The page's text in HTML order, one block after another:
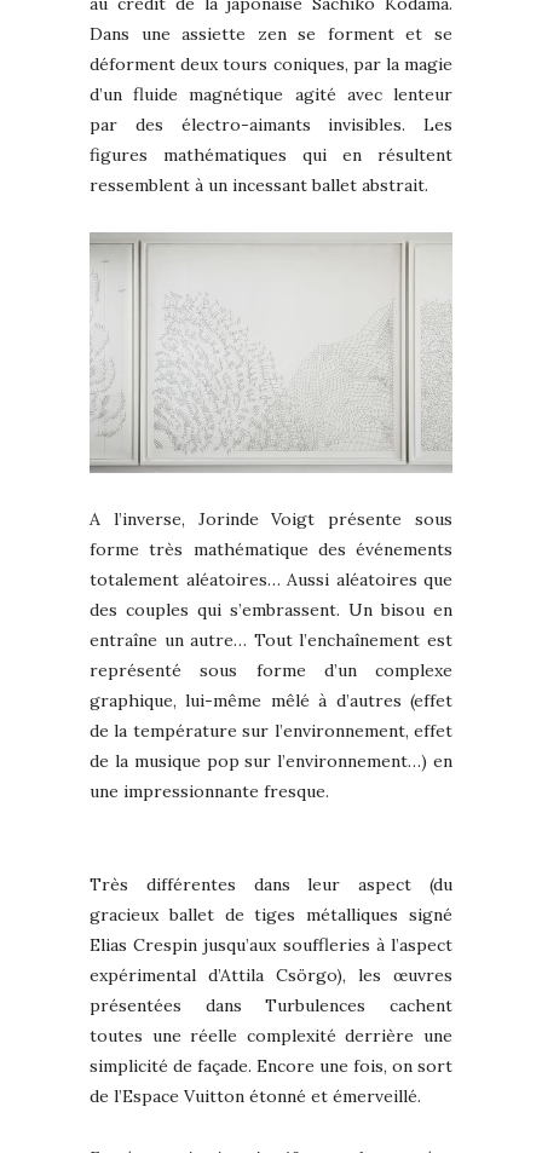
Dans une assiette zen se forment et se
déforment deux tours coniques, par la magie
d’un fluide magnétique agité avec lenteur
par des électro-aimants invisibles. Les
figures mathématiques qui en résultent
ressemblent à un incessant ballet abstrait.
A l’inverse, Jorinde Voigt présente sous
forme très mathématique des événements
totalement aléatoires… Aussi aléatoires que
des couples qui s’embrassent. Un bisou en
entraîne un autre… Tout l’enchaînement est
représenté sous forme d’un complexe
graphique, lui-même mêlé à d’autres (effet
de la température sur l’environnement, effet
de la musique pop sur l’environnement…) en
une impressionnante fresque.
Très différentes dans leur aspect (du
gracieux ballet de tiges métalliques signé
Elias Crespin jusqu’aux souffleries à l’aspect
expérimental d’Attila Csörgo), les œuvres
présentées dans Turbulences cachent
toutes une réelle complexité derrière une
simplicité de façade. Encore une fois, on sort
de l’Espace Vuitton étonné et émerveillé.